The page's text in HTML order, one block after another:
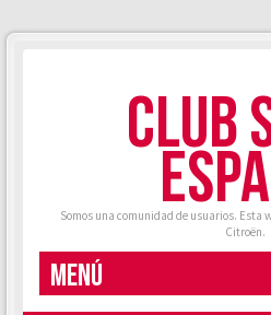
CLUB
Somos una comunidad de usuarios. Esta
Citroën.
MENÚ